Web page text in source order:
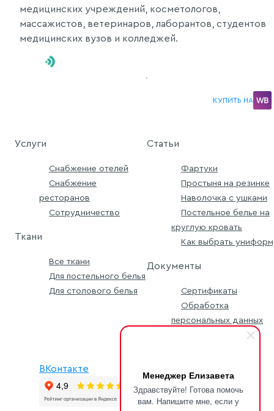
Менеджер Елизавета
Здравствуйте! Готова помочь
вам. Напишите мне, если у
медицинских учреждений, косметологов,
массажистов, ветеринаров, лаборантов, студентов
медицинских вузов и колледжей.
КУПИТЬ НА
Услуги
Снабжение отелей
Снабжение
ресторанов
Сотрудничество
Ткани
Все ткани
Для постельного белья
Для столового белья
Статьи
Фартуки
Простыня на резинке
Наволочка с ушками
Постельное белье на
круглую кровать
Как выбрать
Документы
Сертификаты
Обработка
персональных данных
ВКонтакте